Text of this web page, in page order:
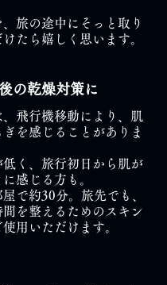
、旅の途中にそっと取り
たら嬉しく思います。
の乾燥対策に
、飛行機移動により、肌
を感じることがありま
く、旅行初日から肌が
感じる方も。
で約30分。旅先でも、
間を整えるためのスキン
用いただけます。